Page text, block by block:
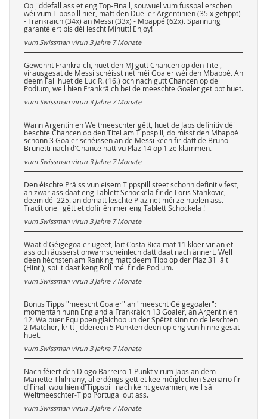
Op jiddefall ass et eng Top-Finall, souwuel vum fussballerschen
wéi vum Tippspill hier, matt den Dueller Argentinien (35 x getippt)
- Frankräich (34x) an Messi (33x) - Mbappé (62x). Spannung
garantéiert bis déi lescht Minutt! Enjoy!
vum Swissman virun 3 Jahre 7 Monate
Gewënnt Frankräich, huet den MJ gutt Chancen op den Titel,
virausgesat de Messi schéisst net méi Goaler wéi den Mbappé. An
deem Fall huet de Luc R. (16.) och nach gutt Chancen op de
Podium, well hien Frankräich bei de meeschte Goaler getippt huet.
vum Swissman virun 3 Jahre 7 Monate
Wann Argentinien Weltmeeschter gëtt, huet de Japs definitiv déi
beschte Chancen op den Titel am Tippspill, do misst den Mbappé
schonn 3 Goaler schéissen an de Messi keen fir datt de Bruno
Brunetti nach d'Chance hätt vu Plaz 14 op 1 ze klammen.
vum Swissman virun 3 Jahre 7 Monate
Den éischte Präiss vun eisem Tippspill steet schonn definitiv fest,
an zwar ass daat eng Tablett Schockela fir de Loris Stankovic,
deem déi 225. an domatt leschte Plaz net méi ze huelen ass.
Traditionell gëtt et dofir ëmmer eng Tablett Schockela !
vum Swissman virun 3 Jahre 7 Monate
Waat d'Géigegoaler ugeet, läit Costa Rica mat 11 kloër vir an et
ass och äusserst onwahrscheinlech datt daat nach ännert. Well
deen héchsten am Ranking matt deem Tipp op der Plaz 31 läit
(Hinti), spillt daat keng Roll méi fir de Podium.
vum Swissman virun 3 Jahre 7 Monate
Bonus Tipps "meescht Goaler" an "meescht Géigegoaler":
momentan hunn England a Frankräich 13 Goaler, an Argentinien
12. Wa puer Equippen gläichop un der Spëtzt sinn no de leschten
2 Matcher, kritt jiddereen 5 Punkten deen op eng vun hinne gesat
huet.
vum Swissman virun 3 Jahre 7 Monate
Nach féiert den Diogo Barreiro 1 Punkt virum Japs an dem
Mariette Thilmany, allerdéngs gëtt et kee méiglechen Szenario fir
d'Finall wou hien d'Tippspill nach kéint gewannen, well säi
Weltmeeschter-Tipp Portugal out ass.
vum Swissman virun 3 Jahre 7 Monate